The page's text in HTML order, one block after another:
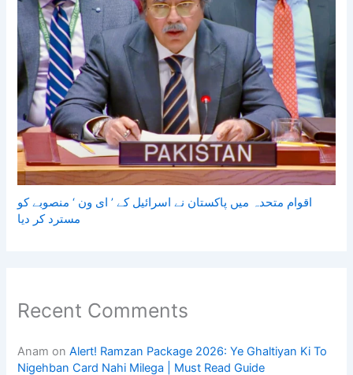
اقوام متحدہ میں پاکستان نے اسرائیل کے ’ ای ون ‘ منصوبے کو
مسترد کر دیا
Recent Comments
Anam onAlert! Ramzan Package 2026: Ye Ghaltiyan Ki To
Nigehban Card Nahi Milega | Must Read Guide